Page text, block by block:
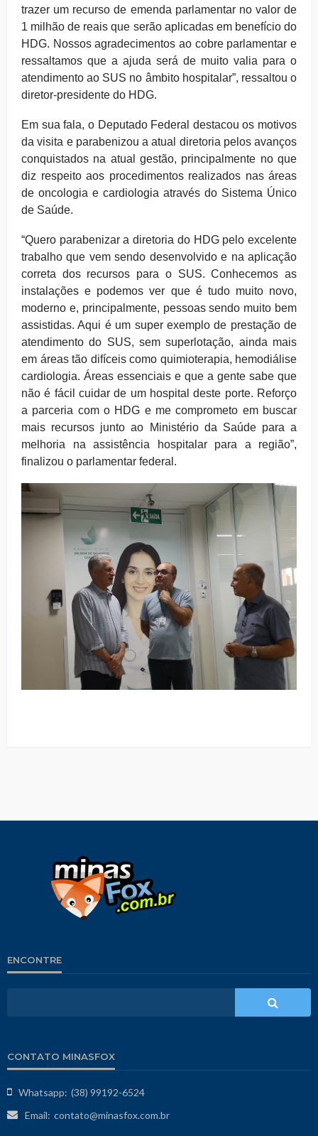
trazer um recurso de emenda parlamentar no valor de
1 milhão de reais que serão aplicadas em benefício do
HDG. Nossos agradecimentos ao cobre parlamentar e
ressaltamos que a ajuda será de muito valia para o
atendimento ao SUS no âmbito hospitalar”, ressaltou o
diretor-presidente do HDG.
Em sua fala, o Deputado Federal destacou os motivos
da visita e parabenizou a atual diretoria pelos avanços
conquistados na atual gestão, principalmente no que
diz respeito aos procedimentos realizados nas áreas
de oncologia e cardiologia através do Sistema Único
de Saúde.
“Quero parabenizar a diretoria do HDG pelo excelente
trabalho que vem sendo desenvolvido e na aplicação
correta dos recursos para o SUS. Conhecemos as
instalações e podemos ver que é tudo muito novo,
moderno e, principalmente, pessoas sendo muito bem
assistidas. Aqui é um super exemplo de prestação de
atendimento do SUS, sem superlotação, ainda mais
em áreas tão difíceis como quimioterapia, hemodiálise
cardiologia. Áreas essenciais e que a gente sabe que
não é fácil cuidar de um hospital deste porte. Reforço
a parceria com o HDG e me comprometo em buscar
mais recursos junto ao Ministério da Saúde para a
melhoria na assistência hospitalar para a região”,
finalizou o parlamentar federal.
ENCONTRE
CONTATO MINASFOX
Whatsapp: (38) 99192-6524
Email: contato@minasfox.com.br